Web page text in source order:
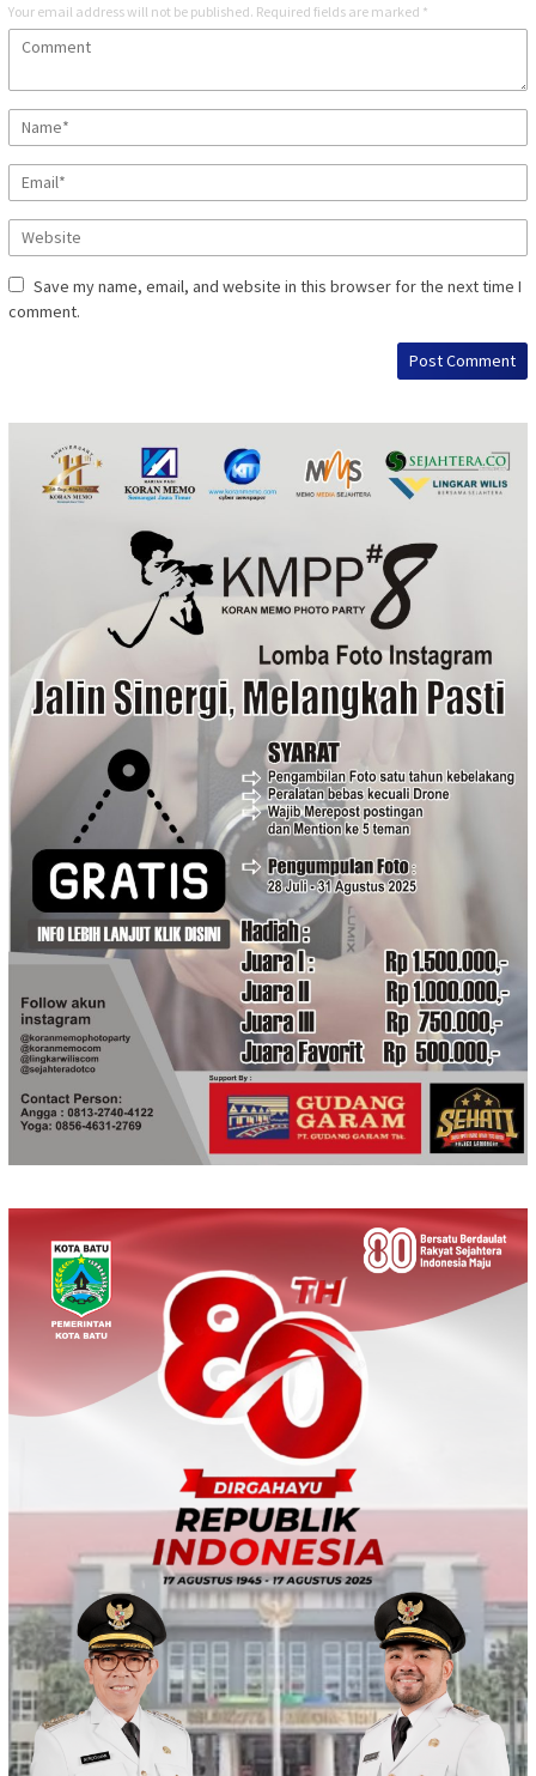
Your email address will not be published. Required fields are marked *
Save my name, email, and website in this browser for the next time I
comment.